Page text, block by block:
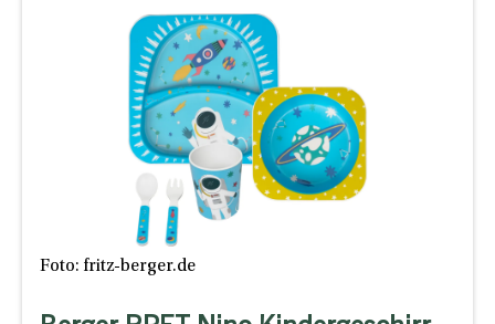
Foto: fritz-berger.de